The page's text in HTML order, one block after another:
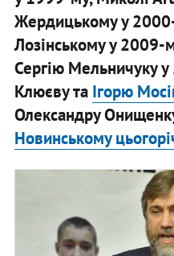
Жердицькому у
Лозінському у 2009-
Сергію Мельничуку
Клюєву та Ігорю
Олександру
Новинському